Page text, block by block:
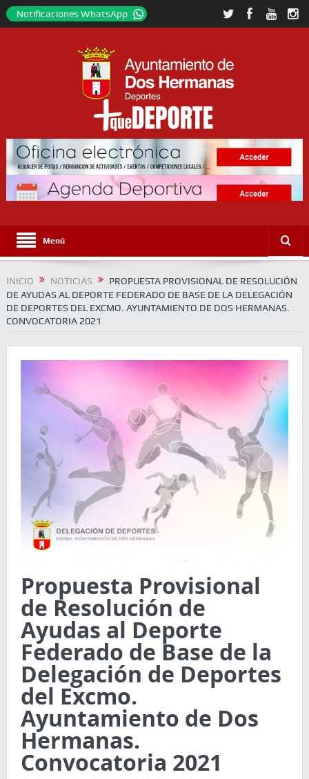
Notificaciones WhatsApp
Menú
INICIO NOTICIAS
PROPUESTA PROVISIONAL DE RESOLUCIÓN
DE AYUDAS AL DEPORTE FEDERADO DE BASE DE LA DELEGACIÓN
DE DEPORTES DEL EXCMO. AYUNTAMIENTO DE DOS HERMANAS.
CONVOCATORIA 2021
Propuesta Provisional
de Resolución de
Ayudas al Deporte
Federado de Base de la
Delegación de Deportes
del Excmo.
Ayuntamiento de Dos
Hermanas.
Convocatoria 2021